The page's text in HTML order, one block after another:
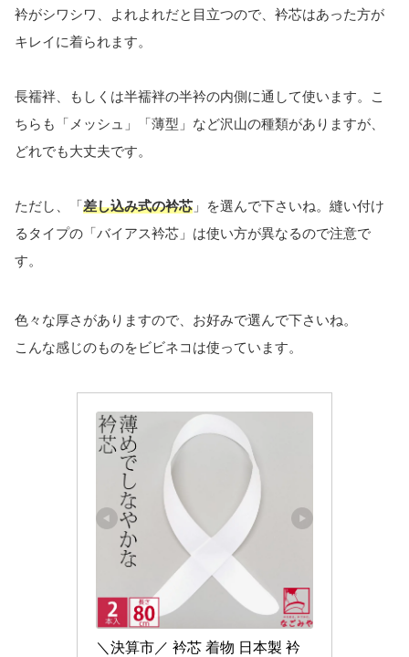
衿がシワシワ、よれよれだと目立つので、衿芯はあった方が
キレイに着られます。
長襦袢、もしくは半襦袢の半衿の内側に通して使います。こ
ちらも「メッシュ」「薄型」など沢山の種類がありますが、
どれでも大丈夫です。
ただし、「差し込み式の衿芯 」を選んで下さいね。縫い付け
るタイプの「バイアス衿芯」は使い方が異なるので注意で
す。
色々な厚さがありますので、お好みで選んで下さいね。
こんな感じのものをビビネコは使っています。
＼決算市／ 衿芯 着物 日本製 衿